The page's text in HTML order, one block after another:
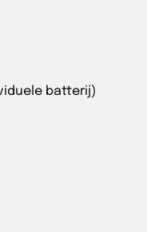
batterij)